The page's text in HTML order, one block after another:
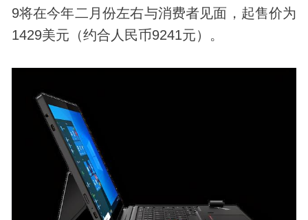
9将在今年二月份左右与消费者见面，起售价为
1429美元（约合人民币9241元）。